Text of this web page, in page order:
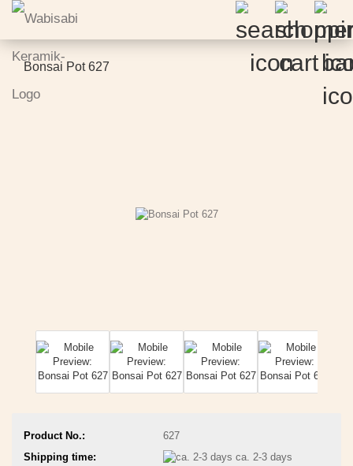
Bonsai Pot 627
Product No.:
627
Shipping time:
ca. 2-3 days